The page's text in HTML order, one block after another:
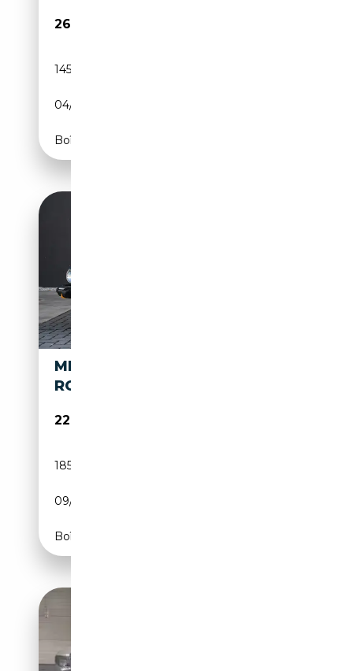
26 990€
145 000 km
04/1984
Boîte automatique
MERCEDES-BENZ SL 380
ROADSTER - V8 - SOFT TOP
22 995€
185 000 km
09/1981
Boîte automatique